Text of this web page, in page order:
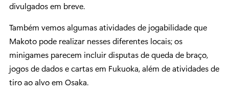
divulgados em breve.
Também vemos algumas atividades de jogabilidade que
Makoto pode realizar nesses diferentes locais; os
minigames parecem incluir disputas de queda de braço,
jogos de dados e cartas em Fukuoka, além de atividades de
tiro ao alvo em Osaka.